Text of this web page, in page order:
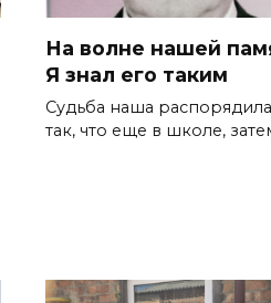
На волне нашей
Я знал его таким
Судьба наша
так, что еще в школе,